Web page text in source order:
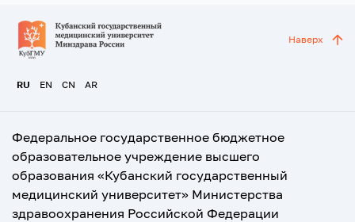
RU EN CN AR
Наверх
Федеральное государственное бюджетное
образовательное учреждение высшего
образования «Кубанский государственный
медицинский университет» Министерства
здравоохранения Российской Федерации